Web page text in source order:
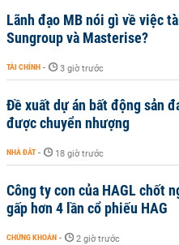
Lãnh đạo MB nói gì về việc
Sungroup và Masterise?
TÀI CHÍNH - 3 giờ trước
Đề xuất dự án bất động sản
được chuyển nhượng
NHÀ ĐẤT - 18 giờ trước
Công ty con của HAGL chốt
gấp hơn 4 lần cổ phiếu HAG
CHỨNG KHOÁN - 2 giờ trước